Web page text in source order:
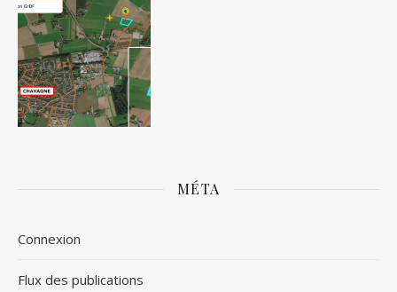
MÉTA
Connexion
Flux des publications